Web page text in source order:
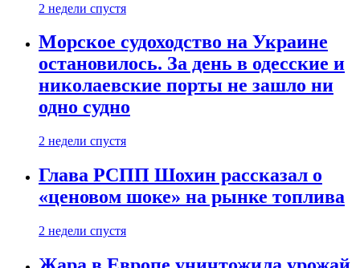
2 недели спустя
Морское судоходство на Украине
остановилось. За день в одесские и
николаевские порты не зашло ни
одно судно
2 недели спустя
Глава РСПП Шохин рассказал о
«ценовом шоке» на рынке топлива
2 недели спустя